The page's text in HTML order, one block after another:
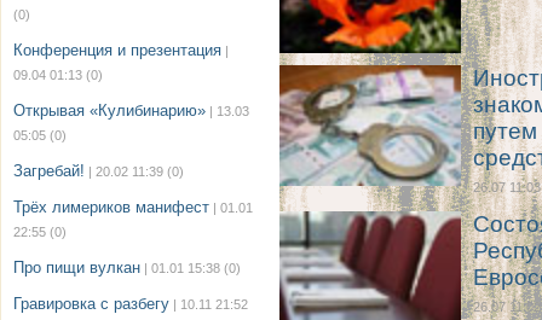
(0)
Конференция и презентация |
09.04 01:13 (0)
Открывая «Кулибинарию» | 13.03
05:05 (0)
Загребай! | 20.02 11:39 (0)
Трёх лимериков манифест | 01.01
22:55 (0)
Про пищи вулкан | 01.01 15:38 (0)
Гравировка с разбегу | 10.11 21:52
26.07 11:03
26.07 11:02